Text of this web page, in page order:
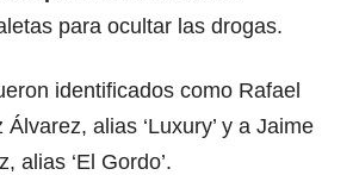
para ocultar las drogas.
identificados como Rafael
alias ‘Luxury’ y a Jaime
alias ‘El Gordo’.